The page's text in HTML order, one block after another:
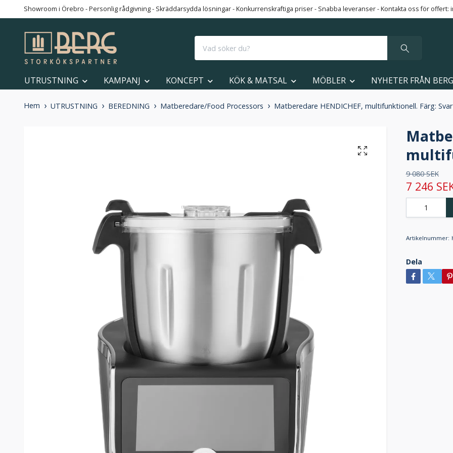
Showroom i Örebro - Personlig rådgivning - Skräddarsydda lösningar - Konkurrenskraftiga priser - Snabba leveranser - Kontakta oss för offert:
UTRUSTNING KAMPANJ KONCEPT KÖK & MATSAL MÖBLER NYHETER FRÅN BERG
Hem UTRUSTNING BEREDNING Matberedare/Food Processors Matberedare HENDICHEF, multifunktionell. Färg:
9 080 SEK
7 246
Artikelnummer:
Dela